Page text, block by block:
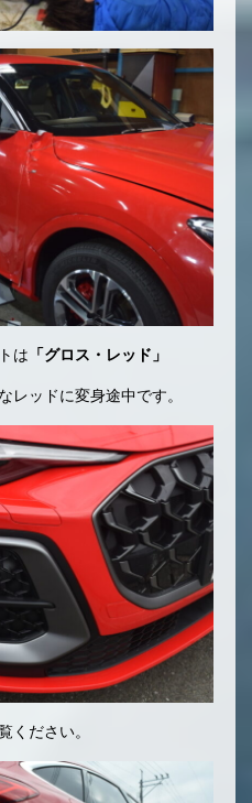
は 「グロス・レッド」
レッドに変身途中です。
ください。